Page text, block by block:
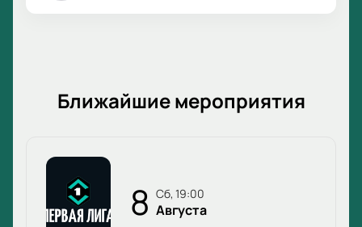
Ближайшие мероприятия
8 сб, 19:00
Августа